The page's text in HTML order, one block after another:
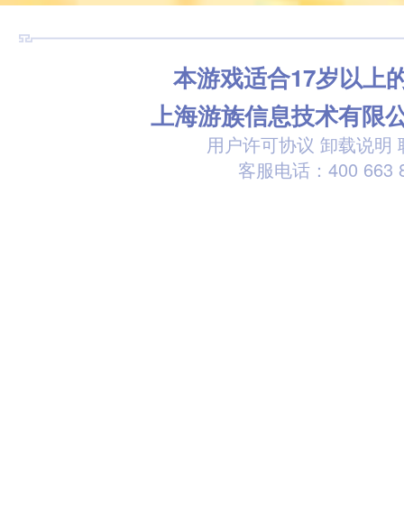
本游戏适合17岁以上
上海游族信息技术有限
用户许可协议 卸载说明
客服电话：400 663